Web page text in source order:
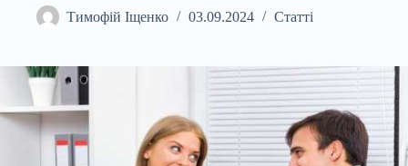
Тимофій Іщенко 03.09.2024 Статті